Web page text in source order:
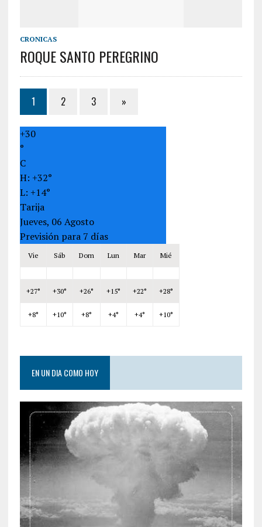
CRONICAS
ROQUE SANTO PEREGRINO
1 2 3 »
+30
°
C
H: +32°
L: +14°
Tarija
Jueves, 06 Agosto
Previsión para 7 días
Vie Sáb Dom Lun Mar Mié
+27° +30° +26° +15° +22° +28°
+8° +10° +8° +4° +4° +10°
EN UN DIA COMO HOY